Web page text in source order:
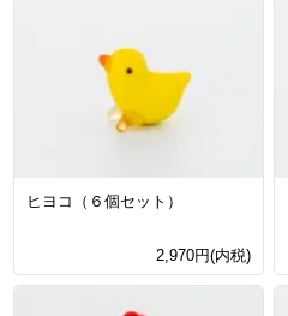
ヒヨコ（６個セット）
2,970円(内税)